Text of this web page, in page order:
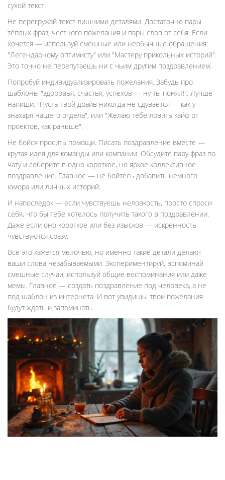
сухой текст.
Не перегружай текст лишними деталями. Достаточно пары
тёплых фраз, честного пожелания и пары слов от себя. Если
хочется — используй смешные или необычные обращения:
"Легендарному оптимисту" или "Мастеру прикольных историй".
Это точно не перепутаешь ни с чьим другим поздравлением.
Попробуй индивидуализировать пожелания. Забудь про
шаблоны "здоровья, счастья, успехов — ну ты понял!". Лучше
напиши: "Пусть твой драйв никогда не сдувается — как у
знахаря нашего отдела", или "Желаю тебе ловить кайф от
проектов, как раньше".
Не бойся просить помощи. Писать поздравление вместе —
крутая идея для команды или компании. Обсудите пару фраз по
чату и соберите в одно короткое, но яркое коллективное
поздравление. Главное — не бойтесь добавить немного
юмора или личных историй.
И напоследок — если чувствуешь неловкость, просто спроси
себя, что бы тебе хотелось получить такого в поздравлении.
Даже если оно короткое или без изысков — искренность
чувствуются сразу.
Всё это кажется мелочью, но именно такие детали делают
ваши слова незабываемыми. Экспериментируй, вспоминай
смешные случаи, используй общие воспоминания или даже
мемы. Главное — создать поздравление под человека, а не
под шаблон из интернета. И вот увидишь: твои пожелания
будут ждать и запоминать.